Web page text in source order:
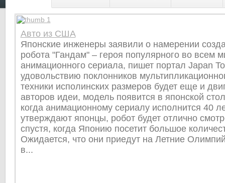
Авто из США
Японские инженеры заявили о намерении
робота "Гандам" – героя популярного во всем
анимационного сериала, пишет портал Japan
удовольствию поклонников
техники исполинских размеров будет еще и
авторов идеи, модель появится в японской
когда анимационному сериалу исполнится 40
утверждают японцы, робот будет отлично
спустя, когда Японию посетит большое
Ожидается, что они приедут на Летние
в...